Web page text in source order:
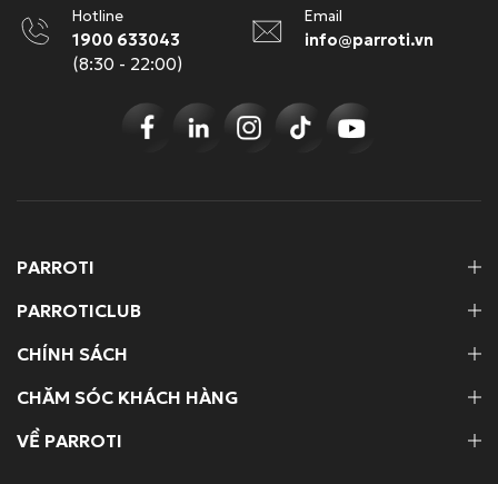
Hotline
1900 633043
(8:30 - 22:00)
Email
info@parroti.vn
PARROTICLUB
CHÍNH SÁCH
CHĂM SÓC KHÁCH HÀNG
VỀ PARROTI
PARROTI